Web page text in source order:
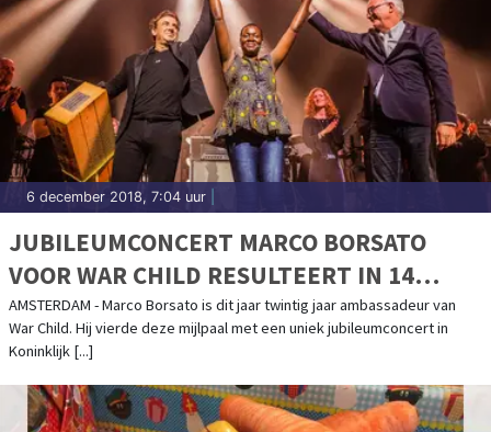
6 december 2018, 7:04 uur
JUBILEUMCONCERT MARCO BORSATO
VOOR WAR CHILD RESULTEERT IN 14
VEILIGE PLEKKEN VOOR
OORLOGSKINDEREN
AMSTERDAM - Marco Borsato is dit jaar twintig jaar ambassadeur van
War Child. Hij vierde deze mijlpaal met een uniek jubileumconcert in
Koninklijk [...]